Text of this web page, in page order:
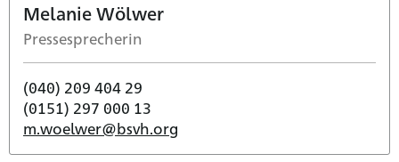
Melanie Wölwer
Pressesprecherin
(040) 209 404 29
(0151) 297 000 13
m.woelwer@bsvh.org